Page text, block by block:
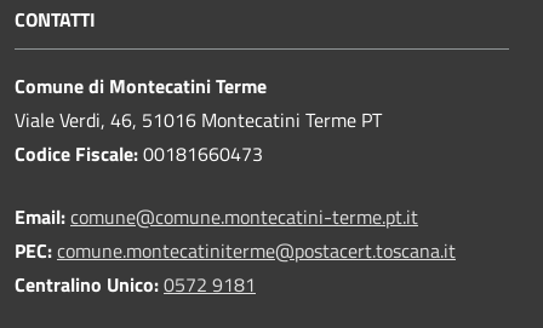
CONTATTI
Comune di Montecatini Terme
Viale Verdi, 46, 51016 Montecatini Terme PT
Codice Fiscale:00181660473
Email:comune@comune.montecatini-terme.pt.it
PEC:comune.montecatiniterme@postacert.toscana.it
Centralino Unico:0572 9181